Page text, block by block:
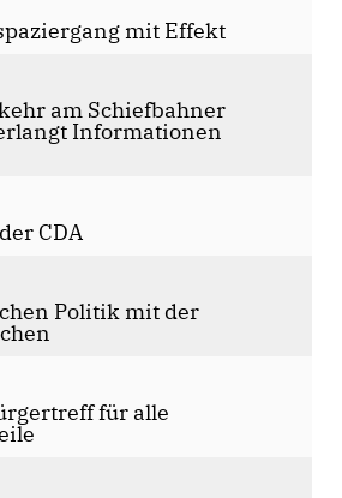
mit Effekt
am Schiefbahner
Informationen
CDA
Politik mit der
für alle